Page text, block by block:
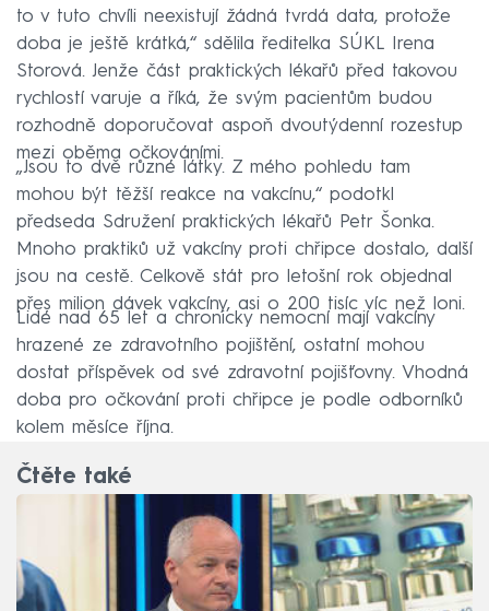
to v tuto chvíli neexistují žádná tvrdá data, protože
doba je ještě krátká,“ sdělila ředitelka SÚKL Irena
Storová. Jenže část praktických lékařů před takovou
rychlostí varuje a říká, že svým pacientům budou
rozhodně doporučovat aspoň dvoutýdenní rozestup
mezi oběma očkováními.
„Jsou to dvě různé látky. Z mého pohledu tam
mohou být těžší reakce na vakcínu,“ podotkl
předseda Sdružení praktických lékařů Petr Šonka.
Mnoho praktiků už vakcíny proti chřipce dostalo, další
jsou na cestě. Celkově stát pro letošní rok objednal
přes milion dávek vakcíny, asi o 200 tisíc víc než loni.
Lidé nad 65 let a chronicky nemocní mají vakcíny
hrazené ze zdravotního pojištění, ostatní mohou
dostat příspěvek od své zdravotní pojišťovny. Vhodná
doba pro očkování proti chřipce je podle odborníků
kolem měsíce října.
Čtěte také